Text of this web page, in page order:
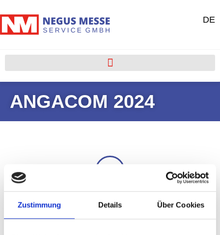
Zustimmung Details Über Cookies
DE
ANGACOM 2024
Portfolio